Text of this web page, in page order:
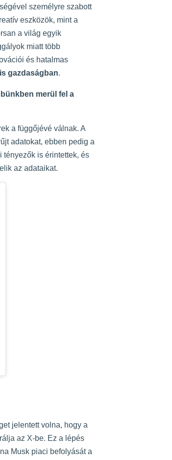
személyre szabott
eszközök, mint a
a világ egyik
miatt több
és hatalmas
gazdaságban.
merül fel a
a függőjévé válnak. A
adatokat, ebben pedig a
is érintettek, és
az adataikat.
jelentett volna, hogy a
az X-be. Ez a lépés
Musk piaci befolyását a